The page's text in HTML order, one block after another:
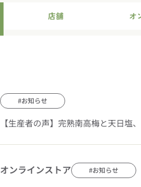
店舗 オ
#お知らせ
【生産者の声】完熟南高梅と天日塩
オンラインストア #お知らせ